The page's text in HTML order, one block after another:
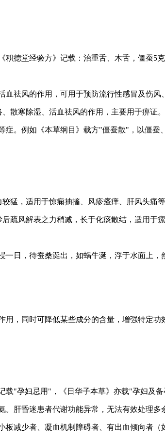
德堂经验方》记载：治重舌、木舌，僵蚕5
血祛风的作用，可用于预防流行性感冒及伤风
散寒除湿、活血祛风的作用，主要用于痹证。
。例如《本草纲目》载方"僵蚕散"，以僵蚕、
猛，适用于惊痫抽搐、风疹瘙痒、肝风头痛等
疏风解表之力稍减，长于化痰散结，适用于
日，待蚕桑涎出，如蜗牛涎，浮于水面上
，同时可降低某些成分的含量，增强特定
"孕妇忌用"，《日华子本草》亦载"孕妇及备
肝昏迷患者代谢功能异常，无法有效处理多
减少者、凝血机制障碍者、有出血倾向者（